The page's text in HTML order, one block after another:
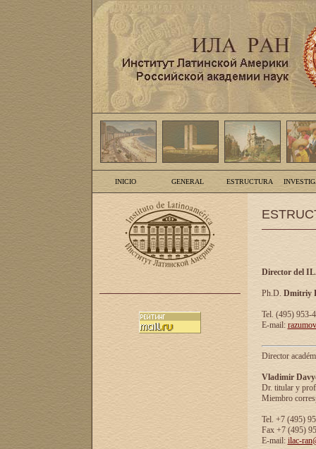
INICIO GENERAL ESTRUCTURA
Director del
Ph.D. Dmitriy
Tel. (495) 953-
E-mail:
Director
Vladimir
Dr. titular y
Miembro
Tel. +7 (495)
Fax +7 (495)
E-mail: ilac-